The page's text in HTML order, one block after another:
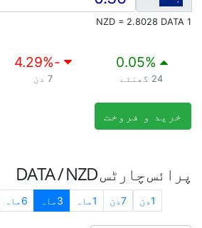
1 NZD = 2.8028 DATA
0.05%
24 گھنٹے
-4.29
%
7 دن
خرید و فروخت
پرائس چارٹسDATA / NZD
1دن 7دن 1ماہ 3ماہ 6ماہ